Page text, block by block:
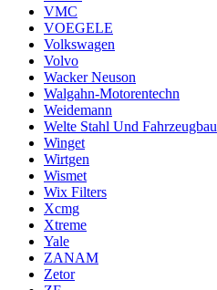
VMC
VOEGELE
Volkswagen
Volvo
Wacker Neuson
Walgahn-Motorentechn
Weidemann
Welte Stahl Und Fahrzeugbau
Winget
Wirtgen
Wismet
Wix Filters
Xcmg
Xtreme
Yale
ZANAM
Zetor